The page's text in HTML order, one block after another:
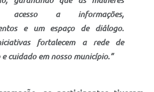
acesso a informações,
e um espaço de diálogo.
fortalecem a rede de
cuidado em nosso município.”